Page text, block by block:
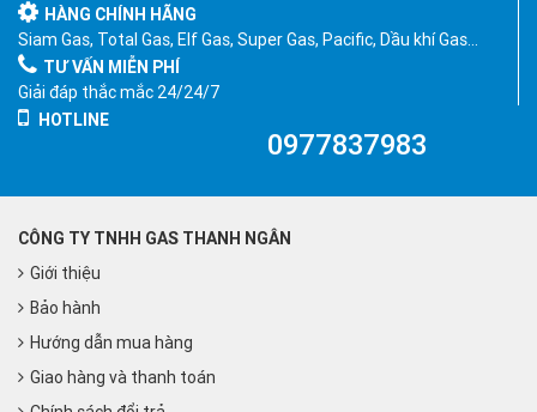
HÀNG CHÍNH HÃNG
Siam Gas, Total Gas, Elf Gas, Super Gas, Pacific, Dầu khí Gas…
TƯ VẤN MIỄN PHÍ
Giải đáp thắc mắc 24/24/7
HOTLINE
0977837983
CÔNG TY TNHH GAS THANH NGÂN
Giới thiệu
Bảo hành
Hướng dẫn mua hàng
Giao hàng và thanh toán